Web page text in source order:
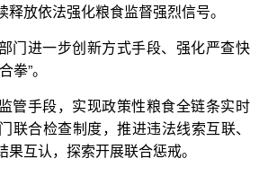
放依法强化粮食监督强烈信号。
门进一步创新方式手段、强化严查快
拳”。
管手段，实现政策性粮食全链条实时
联合检查制度，推进违法线索互联、
互认，探索开展联合惩戒。